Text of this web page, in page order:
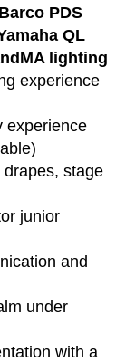
Barco PDS
QL
lighting
experience
experience
stage
junior
and
under
with a